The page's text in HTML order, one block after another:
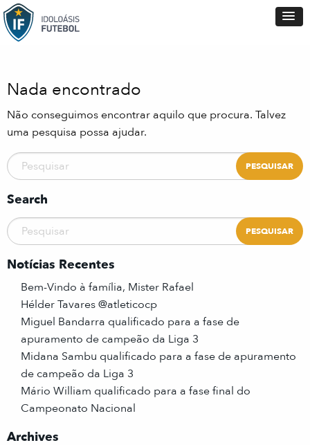
Nada encontrado
Não conseguimos encontrar aquilo que procura. Talvez
uma pesquisa possa ajudar.
Search
Notícias Recentes
Bem-Vindo à família, Mister Rafael
Hélder Tavares @atleticocp
Miguel Bandarra qualificado para a fase de
apuramento de campeão da Liga 3
Midana Sambu qualificado para a fase de apuramento
de campeão da Liga 3
Mário William qualificado para a fase final do
Campeonato Nacional
Archives